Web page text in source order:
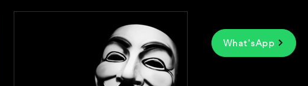
What'sApp